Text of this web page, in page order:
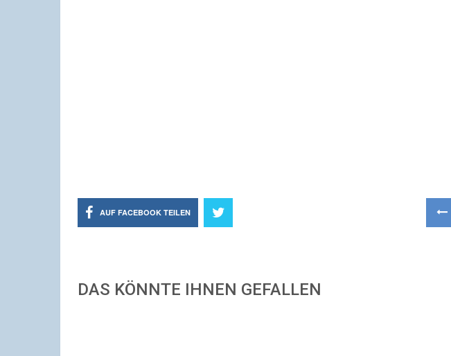
AUF FACEBOOK TEILEN
DAS KÖNNTE IHNEN GEFALLEN